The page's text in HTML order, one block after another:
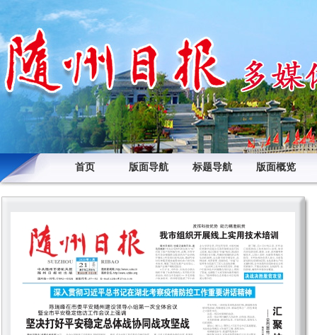
首页 版面导航 标题导航 版面概览